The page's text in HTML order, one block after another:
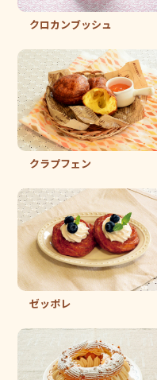
クロカンブッシュ
クラプフェン
ゼッポレ